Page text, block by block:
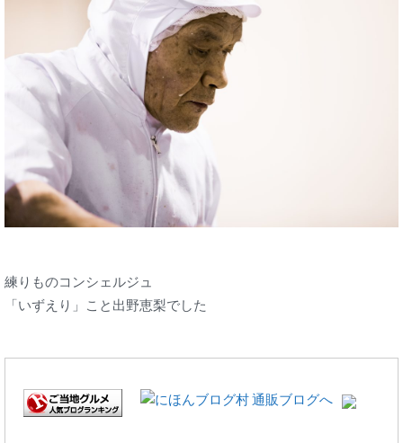
練りものコンシェルジュ
「いずえり」こと出野恵梨でした